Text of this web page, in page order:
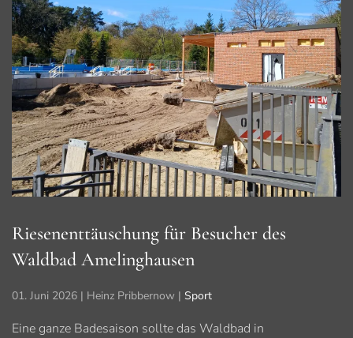
Riesenenttäuschung für Besucher des
Waldbad Amelinghausen
01. Juni 2026 | Heinz Pribbernow | Sport
Eine ganze Badesaison sollte das Waldbad in